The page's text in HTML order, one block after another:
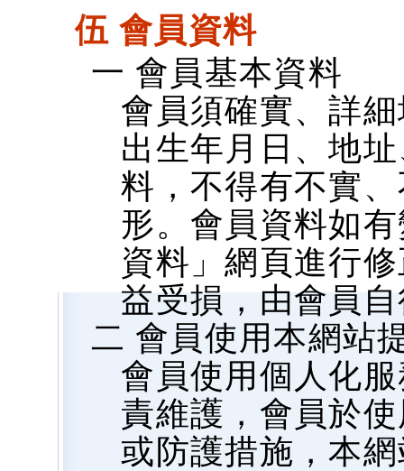
伍 會員資料
一 會員基本資料
會員須確實、詳
出生年月日、地
料，不得有不實
形。會員資料如
資料」網頁進行
益受損，由會員
二 會員使用本網站
會員使用個人化
責維護，會員於
或防護措施，本